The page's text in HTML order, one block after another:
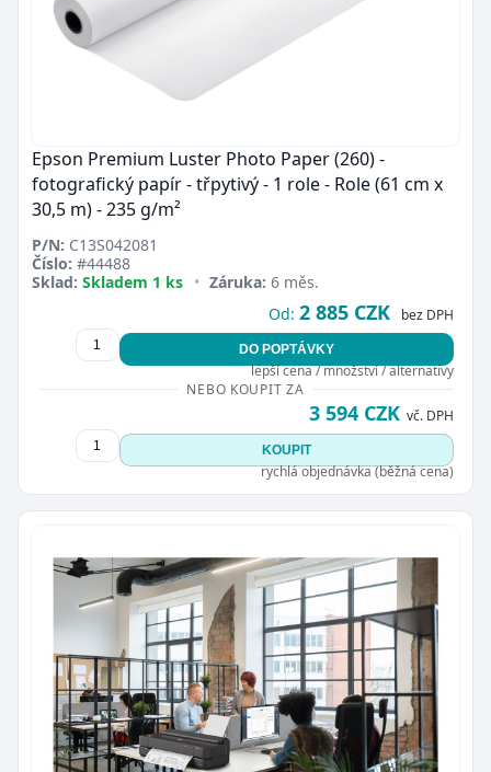
Epson Premium Luster Photo Paper (260) -
fotografický papír - třpytivý - 1 role - Role (61 cm x
30,5 m) - 235 g/m²
P/N: C13S042081
Číslo: #44488
Sklad: Skladem 1 ks • Záruka: 6 měs.
Od: 2 885 CZK bez DPH
DO POPTÁVKY
lepší cena / množství / alternativy
NEBO KOUPIT ZA
3 594 CZK vč. DPH
KOUPIT
rychlá objednávka (běžná cena)